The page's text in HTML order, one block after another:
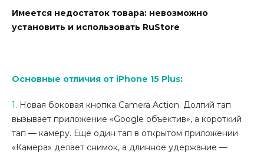
Имеется недостаток товара: невозможно
установить и использовать RuStore
Основные отличия от iPhone 15 Plus:
1. Новая боковая кнопка Camera Action. Долгий тап
вызывает приложение «Google объектив», а короткий
тап — камеру. Ещё один тап в открытом приложении
«Камера» делает снимок, а длинное удержание —